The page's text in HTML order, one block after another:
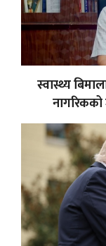
स्वास्थ्य
नागरिकको